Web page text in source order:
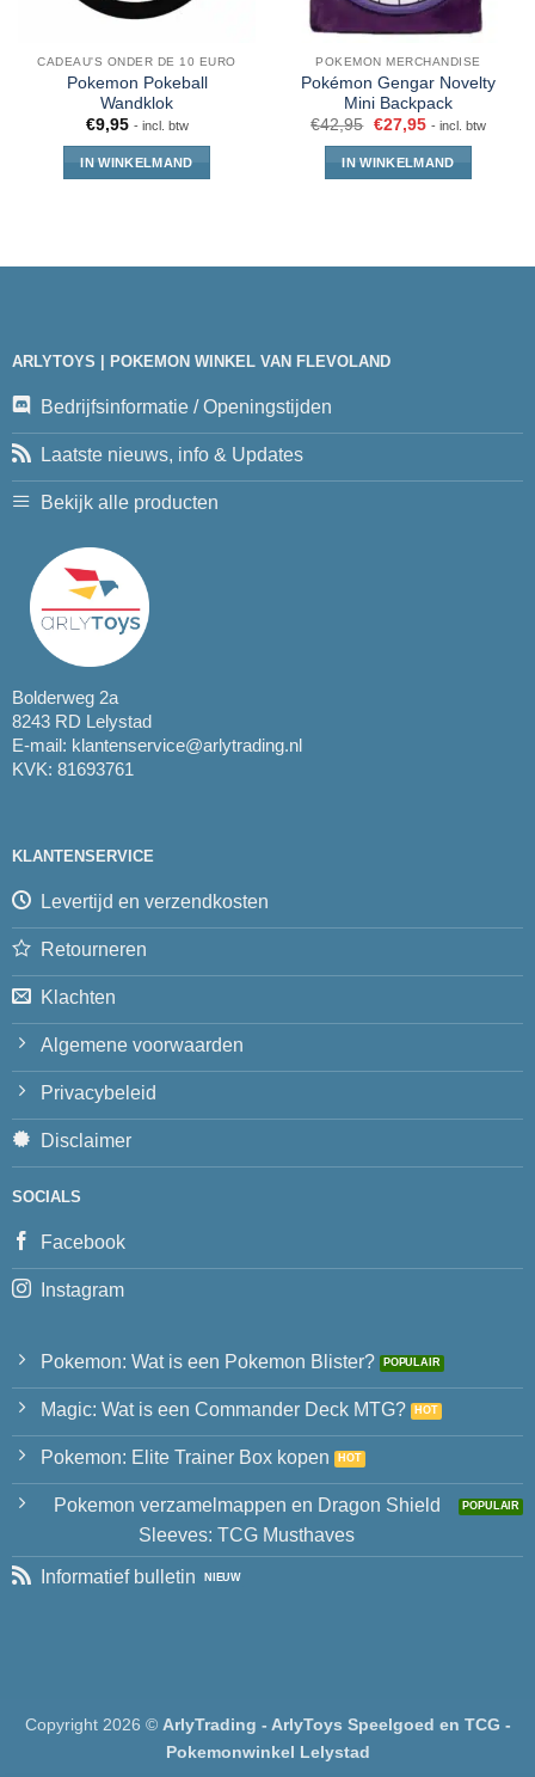
CADEAU'S ONDER DE 10 EURO
Pokemon Pokeball
Wandklok
€9,95 - incl. btw
IN WINKELMAND
POKEMON MERCHANDISE
Pokémon Gengar Novelty
Mini Backpack
€42,95 €27,95 - incl. btw
IN WINKELMAND
ARLYTOYS | POKEMON WINKEL VAN FLEVOLAND
Bedrijfsinformatie / Openingstijden
Laatste nieuws, info & Updates
Bekijk alle producten
Bolderweg 2a
8243 RD Lelystad
E-mail: klantenservice@arlytrading.nl
KVK: 81693761
KLANTENSERVICE
Levertijd en verzendkosten
Retourneren
Klachten
Algemene voorwaarden
Privacybeleid
Disclaimer
SOCIALS
Facebook
Instagram
Pokemon: Wat is een Pokemon Blister?
Magic: Wat is een Commander Deck MTG?
Pokemon: Elite Trainer Box kopen
Pokemon verzamelmappen en Dragon Shield
Sleeves: TCG Musthaves
Informatief bulletin
Copyright 2026 © ArlyTrading - ArlyToys Speelgoed en TCG -
Pokemonwinkel Lelystad